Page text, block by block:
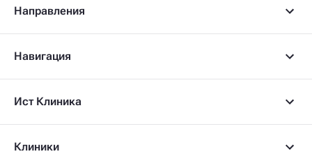
Гинеколог
Гирудолог
Дерматовенеролог
Детский вертебролог
Направления
Навигация
Ист Клиника
Клиники